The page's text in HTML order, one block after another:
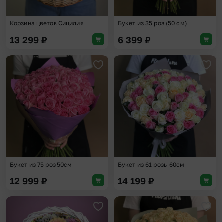
Корзина цветов Сицилия
13 299 ₽
Букет из 35 роз (50 см)
6 399 ₽
Добавить в избранное
Букет из 75 роз 50см
12 999 ₽
Букет из 61 розы 60см
14 199 ₽
Добавить в избранное